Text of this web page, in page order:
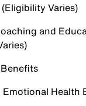
Varies)
and
Emotional Health